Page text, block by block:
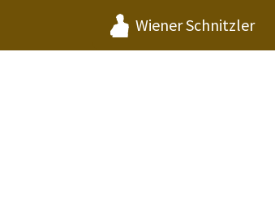
Wiener Schnitzler